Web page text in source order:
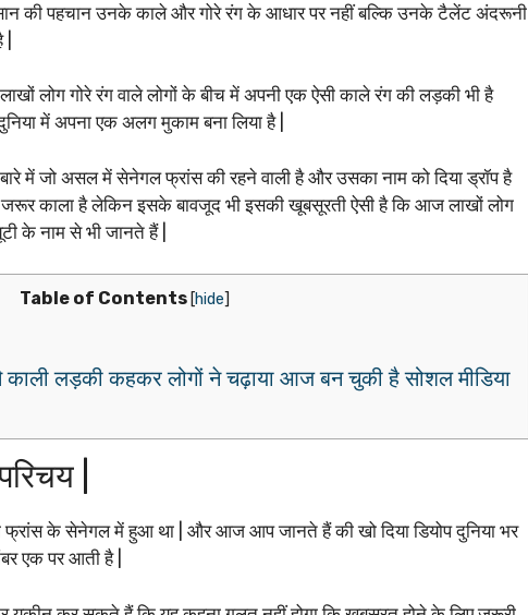
की पहचान उनके काले और गोरे रंग के आधार पर नहीं बल्कि उनके टैलेंट अंदरूनी
लोग गोरे रंग वाले लोगों के बीच में अपनी एक ऐसी काले रंग की लड़की भी है
में अपना एक अलग मुकाम बना लिया है |
में जो असल में सेनेगल फ्रांस की रहने वाली है और उसका नाम को दिया ड्रॉप है
काला है लेकिन इसके बावजूद भी इसकी खूबसूरती ऐसी है कि आज लाखों लोग
के नाम से भी जानते हैं |
Table of Contents [hide]
लड़की कहकर लोगों ने चढ़ाया आज बन चुकी है सोशल मीडिया
|
फ्रांस के सेनेगल में हुआ था | और आज आप जानते हैं की खो दिया डियोप दुनिया भर
एक पर आती है |